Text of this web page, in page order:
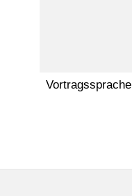
Vortragssprache